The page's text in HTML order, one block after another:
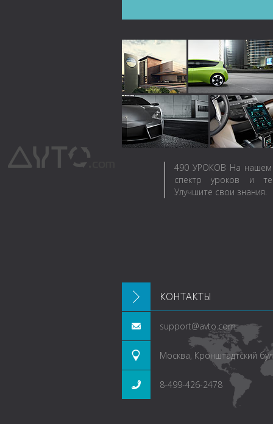
490 УРОКОВ На нашем
спектр уроков и
Улучшите свои знания.
КОНТАКТЫ
support@avto.com
Москва, Кронштадтский
8-499-426-2478